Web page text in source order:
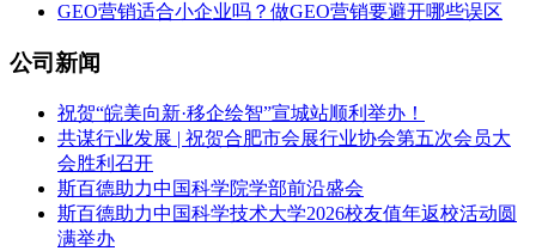
GEO营销适合小企业吗？做GEO营销要避开哪些误区
公司新闻
祝贺“皖美向新·移企绘智”宣城站顺利举办！
共谋行业发展 | 祝贺合肥市会展行业协会第五次会员大
会胜利召开
斯百德助力中国科学院学部前沿盛会
斯百德助力中国科学技术大学2026校友值年返校活动圆
满举办